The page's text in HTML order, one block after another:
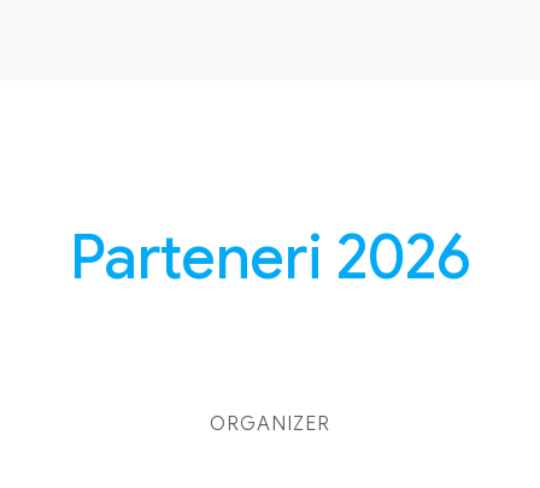
Parteneri 2026
ORGANIZER